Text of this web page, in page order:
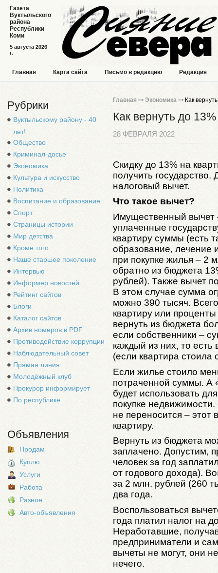
5 августа 2026
г.
Газета
Вуктыльского
района
Республики
Коми
Главная Карта сайта Письмо в редакцию Редакция
Рубрики
Вуктыльскому району - 40
лет!
Общество
Криминал-досье
Экономика
Культура и искусство
Политика
Воспитание и образование
Спорт
Страницы истории
Мир детства
Кроме того
Наше старшее поколение
Интервью
Информер новостей
Рейтинг сайтов
Блоги
Каталог сайтов
Архив номеров в PDF
Противодействие коррупции
Наблюдательный совет
Прямая линия
Молодёжный клуб
Прокурор информирует
По республике
Объявления
Продам
Куплю
Услуги
Работа
Разное
Авто-объявления
Главная Экономика Как
Как вернуть до
28 ФЕВРАЛЯ 2022
Скидку до 13% на
получить
налоговый вычет.
Что такое вычет?
Имущественный вычет
уплаченные
квартиру суммы (есть
образование, лечение
при покупке жилья – 2
обратно из бюджета
рублей). Также вычет
В этом случае сумма
можно 390 тысяч.
квартиру или
вернуть из бюджета
если собственники –
каждый из них, то есть
(если квартира стоила
Если жилье стоило
потраченной суммы. А
будет использовать
покупке
не переносится – этот
квартиру.
Вернуть из бюджета
заплачено. Допустим,
человек за год
от годового дохода).
за 2 млн. рублей (260
два года.
Воспользоваться
года платил налог на
Неработавшие,
предприниматели и
вычеты не могут, они
нечего.